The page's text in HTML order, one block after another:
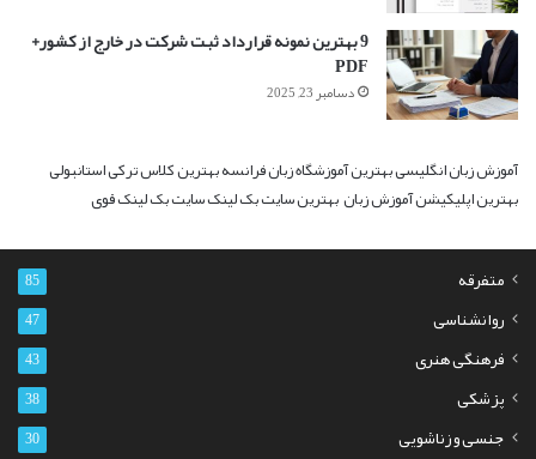
9 بهترین نمونه قرارداد ثبت شرکت در خارج از کشور+
PDF
دسامبر 23, 2025
آموزش زبان انگلیسیبهترین آموزشگاه زبان فرانسهبهترین کلاس ترکی استانبولی
بهترین اپلیکیشن آموزش زبانبهترین سایت بک لینکسایت بک لینک قوی
متفرقه 85
روانشناسی 47
فرهنگی هنری 43
پزشکی 38
جنسی و زناشویی 30